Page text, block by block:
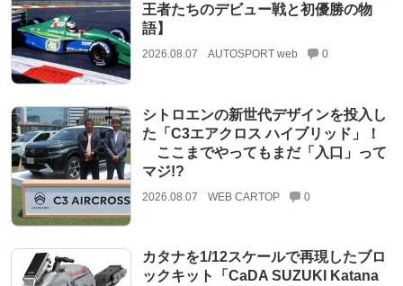
王者たちのデビュー戦と初優勝の物
語】
2026.08.07 AUTOSPORT web 0
シトロエンの新世代デザインを投入し
た「C3エアクロス ハイブリッド」！
ここまでやってもまだ「入口」って
マジ!?
2026.08.07 WEB CARTOP 0
カタナを1/12スケールで再現したブロ
ックキット「CaDA SUZUKI Katana